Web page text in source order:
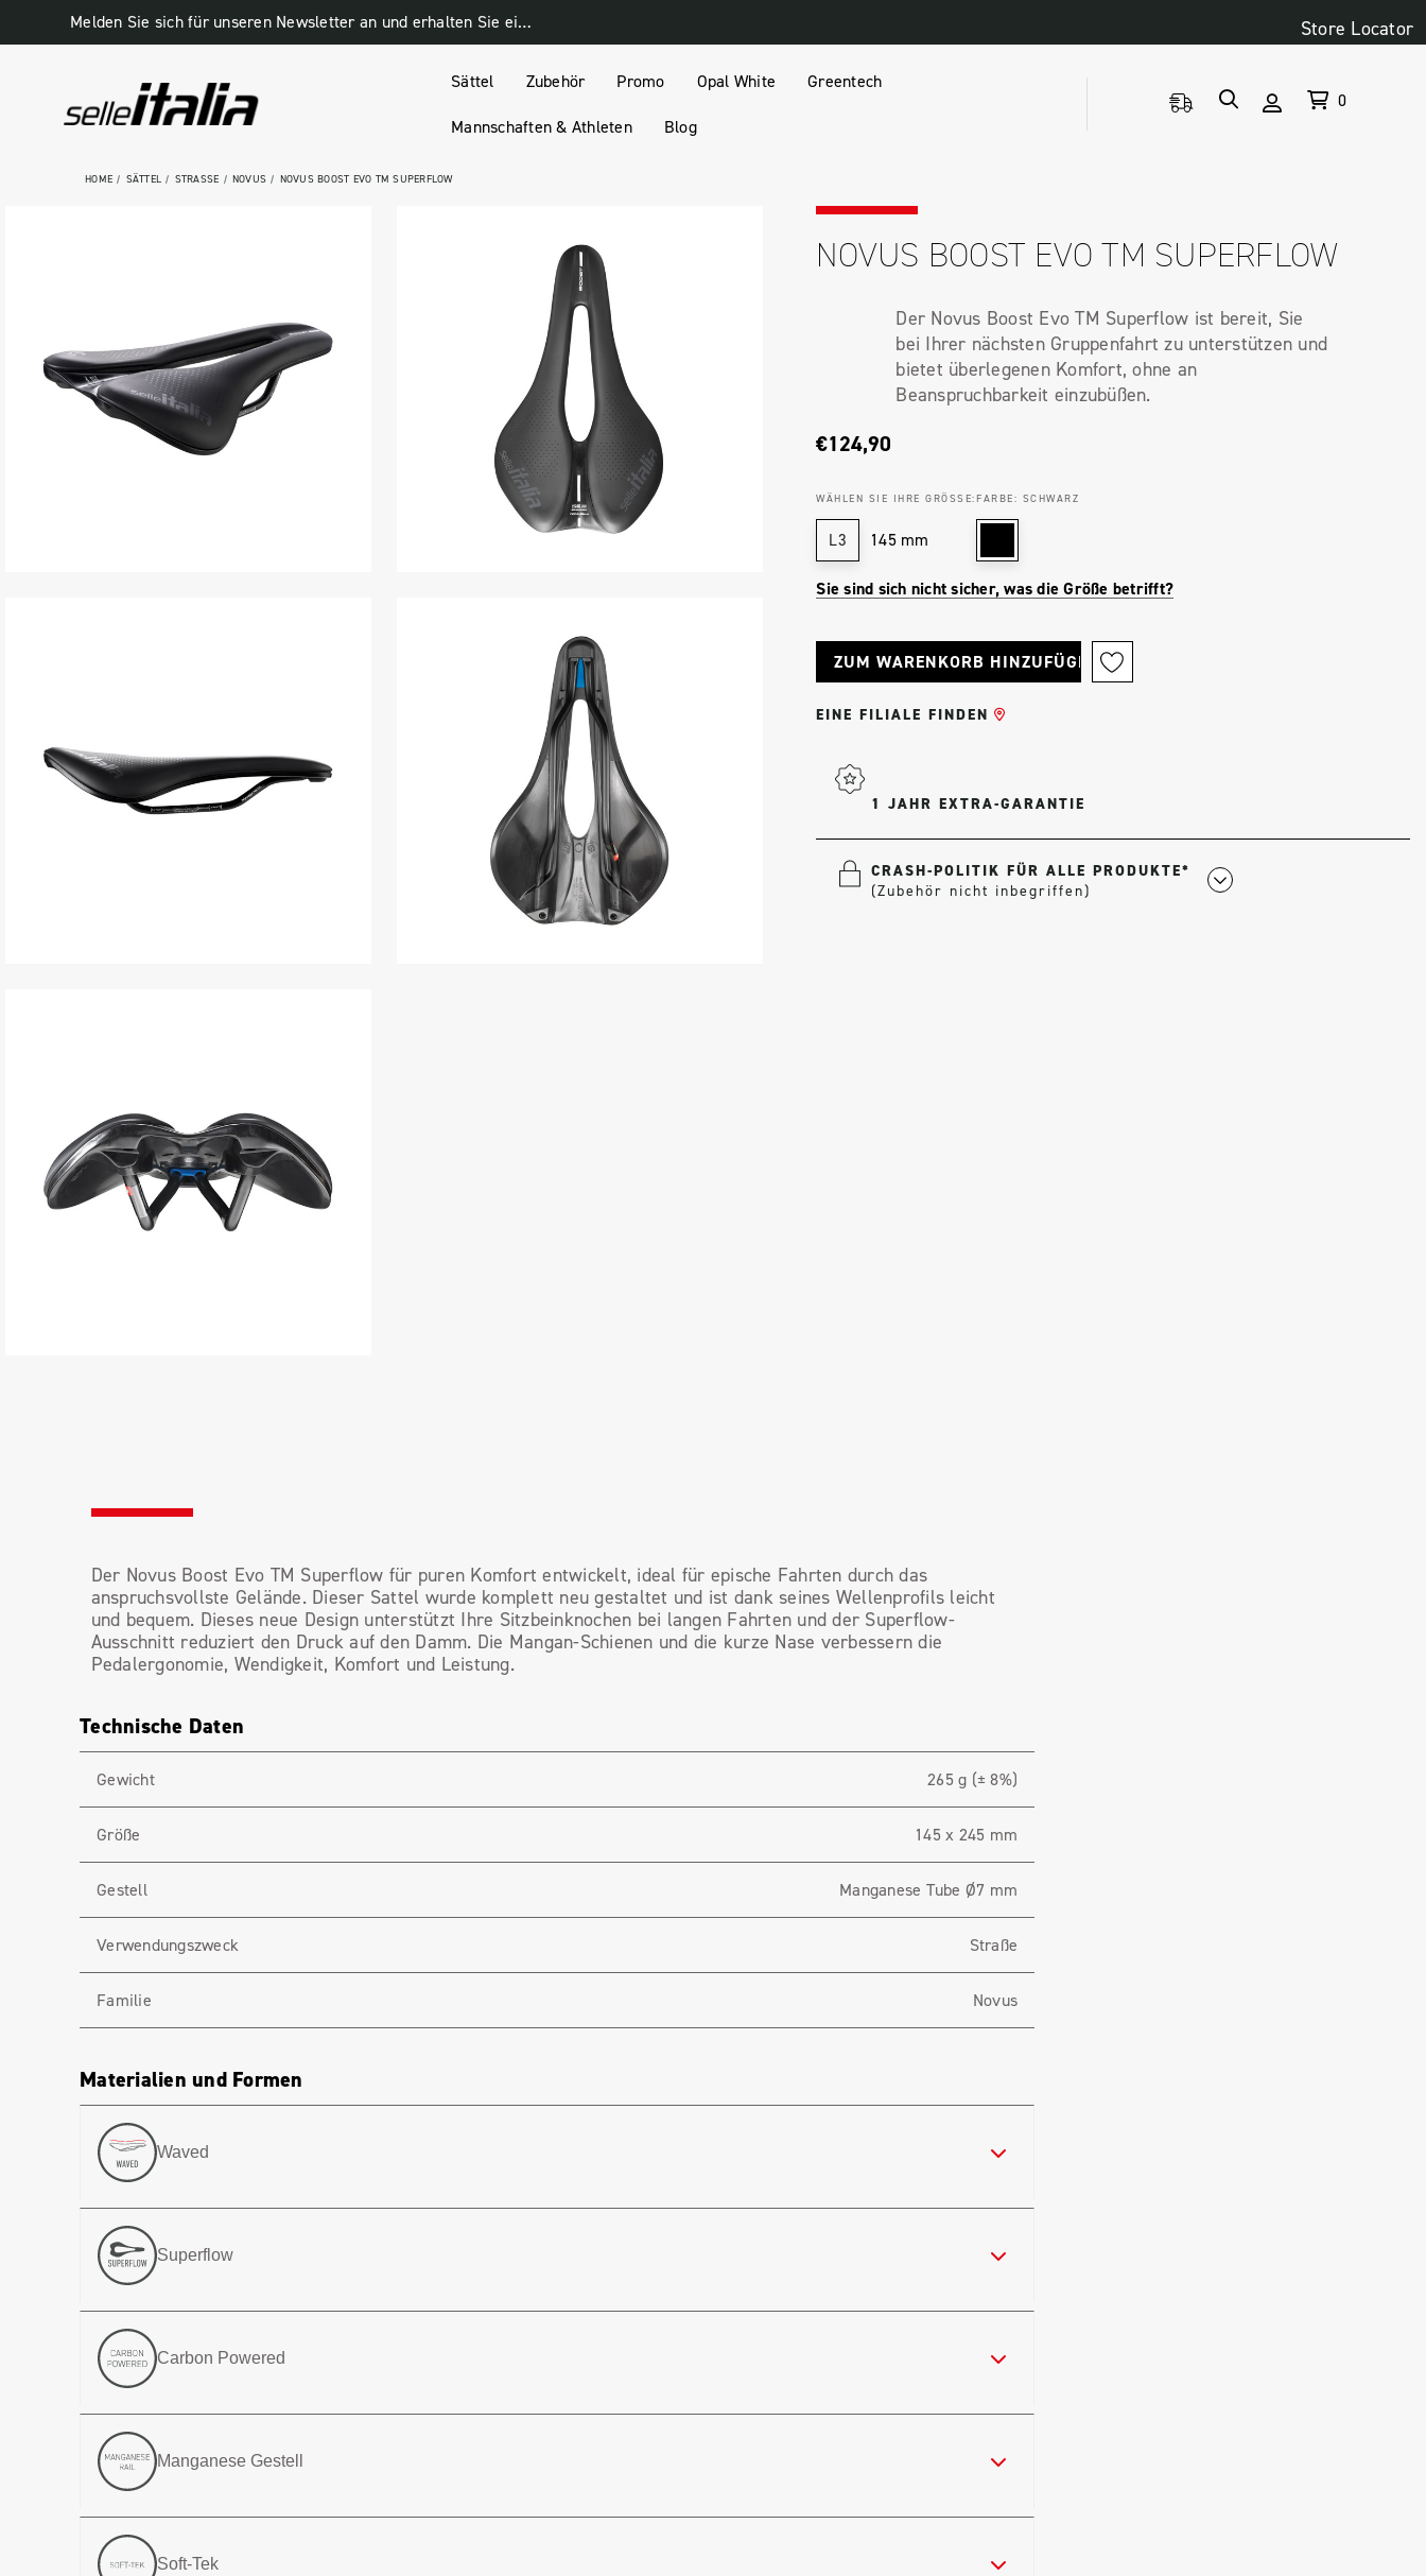
Melden Sie sich für unseren Newsletter an und erhalten Sie einen 10% Rabatt-Gutschein Store Locator
Sättel Zubehör Promo Opal White Greentech
Mannschaften & Athleten Blog
0
HOME SÄTTEL STRASSE NOVUS NOVUS BOOST EVO TM SUPERFLOW
NOVUS BOOST EVO TM SUPERFLOW
Der Novus Boost Evo TM Superflow ist bereit, Sie
bei Ihrer nächsten Gruppenfahrt zu unterstützen und
bietet überlegenen Komfort, ohne an
Beanspruchbarkeit einzubüßen.
€124,90
WÄHLEN SIE IHRE GRÖSSE:
L3 145 mm
FARBE: SCHWARZ
Sie sind sich nicht sicher, was die Größe betrifft?
Aktueller
Bestand:
EINE FILIALE FINDEN
1 JAHR EXTRA-GARANTIE
CRASH-POLITIK FÜR ALLE PRODUKTE*
(Zubehör nicht inbegriffen)
Der Novus Boost Evo TM Superflow für puren Komfort entwickelt, ideal für epische Fahrten durch das
anspruchsvollste Gelände. Dieser Sattel wurde komplett neu gestaltet und ist dank seines Wellenprofils leicht
und bequem. Dieses neue Design unterstützt Ihre Sitzbeinknochen bei langen Fahrten und der Superflow-
Ausschnitt reduziert den Druck auf den Damm. Die Mangan-Schienen und die kurze Nase verbessern die
Pedalergonomie, Wendigkeit, Komfort und Leistung.
Technische Daten
Gewicht 265 g (± 8%)
Größe 145 x 245 mm
Gestell Manganese Tube Ø7 mm
Verwendungszweck Straße
Familie Novus
Materialien und Formen
Waved
Superflow
Carbon Powered
Manganese Gestell
Soft-Tek